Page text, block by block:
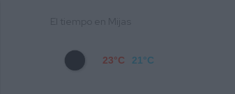
23°C 21°C